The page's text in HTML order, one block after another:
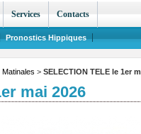
> SELECTION TELE le 1er
mai 2026
Services Contacts
Pronostics Hippiques